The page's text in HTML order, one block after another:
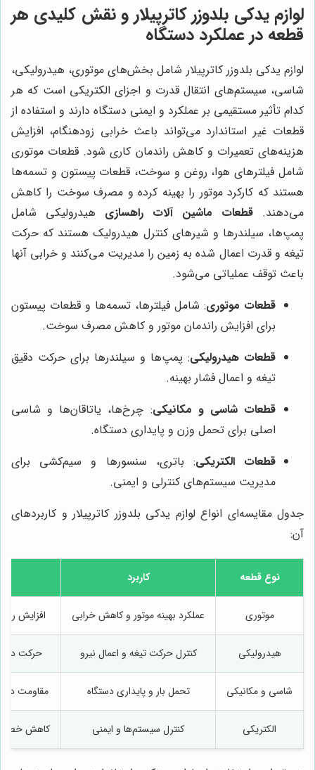
لوازم یدکی بلدوزر کاترپیلار و نقش کلیدی هر
قطعه در عملکرد دستگاه
لوازم یدکی بلدوزر کاترپیلار شامل بخش‌های موتوری، هیدرولیکی،
شاسی، سیستم‌های انتقال قدرت و اجزای الکتریکی است که هر
کدام تأثیر مستقیمی بر عملکرد و ایمنی دستگاه دارند و استفاده از
قطعات غیر استاندارد می‌تواند باعث خرابی زودهنگام، افزایش
هزینه‌های تعمیرات و کاهش راندمان کاری شود. قطعات موتوری
شامل فیلترهای هوا، روغن و سوخت، قطعات پیستون و تسمه‌ها
هستند که کارکرد موتور را بهینه کرده و مصرف سوخت را کاهش
می‌دهند. قطعات ماشین آلات راهسازی هیدرولیکی شامل
پمپ‌ها، سیلندرها و شیرهای کنترل هیدرولیک هستند که حرکت
تیغه و قدرت اعمال شده به زمین را مدیریت می‌کنند و خرابی آنها
باعث توقف عملیاتی می‌شود.
قطعات موتوری: شامل فیلترها، تسمه‌ها و قطعات پیستون
برای افزایش راندمان موتور و کاهش مصرف سوخت.
قطعات هیدرولیکی: پمپ‌ها و سیلندرها برای حرکت دقیق
تیغه و اعمال فشار بهینه.
قطعات شاسی و مکانیکی: چرخ‌ها، یاتاقان‌ها و شاسی
اصلی برای تحمل وزن و پایداری دستگاه.
قطعات الکتریکی: باتری، سنسورها و سیم‌کشی برای
مدیریت سیستم‌های کنترلی و ایمنی.
جدول مقایسه‌ای انواع لوازم یدکی بلدوزر کاترپیلار و کاربردهای
آن:
نوع قطعه کاربرد
موتوری عملکرد بهینه موتور و کاهش خرابی افزایش
هیدرولیکی کنترل حرکت تیغه و اعمال نیرو حرکت
شاسی و مکانیکی تحمل بار و پایداری دستگاه مقاومت در
الکتریکی کنترل سیستم‌ها و ایمنی کاهش